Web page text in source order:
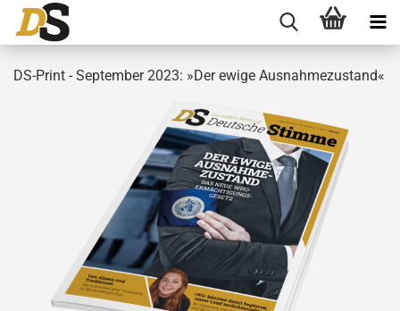
DS-Print - September 2023: »Der ewige Ausnahmezustand«